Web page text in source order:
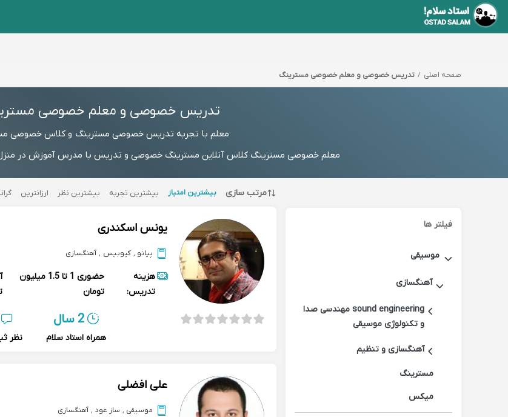
صفحه اصلی تدریس خصوصی و معلم خصوصی مسترینگ
تدریس خصوصی و معلم خصوصی
معلم با تجربه تدریس خصوصی مسترینگ و کلاس خصوصی
معلم خصوصی مسترینگ کلاس آنلاین مسترینگ خصوصی و تدریس با مدرس آموزش در منزل،
فیلتر ها
موسیقی
آهنگسازی
sound engineering مهندسی صدا
و تکنولوژی موسیقی
آهنگسازی و تنظیم
مسترینگ
میکس
مرتب سازی بیشترین امتیاز بیشترین تجربه بیشترین نظر ارزانترین
یونس اسکندری
پیانو , کیوبیس , آهنگسازی
هزینه
تدریس:
حضوری
1 تا 1.5 میلیون
تومان
2 سال
همراه استاد سلام نظر
علی افضلی
موسیقی , ساز عود , آهنگسازی